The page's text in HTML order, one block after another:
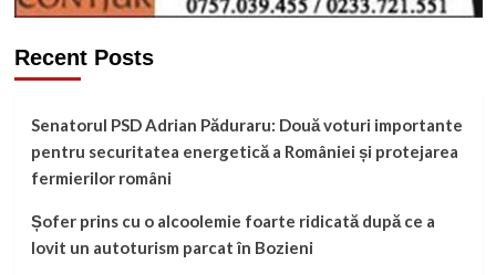
Recent Posts
Senatorul PSD Adrian Păduraru: Două voturi importante
pentru securitatea energetică a României și protejarea
fermierilor români
Șofer prins cu o alcoolemie foarte ridicată după ce a
lovit un autoturism parcat în Bozieni